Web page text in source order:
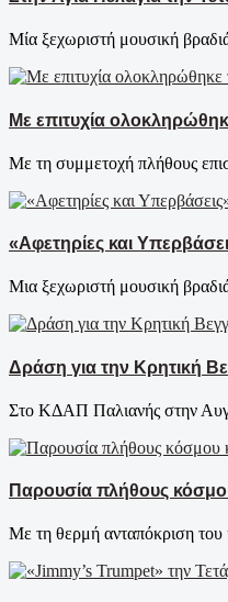
Μία ξεχωριστή μουσική
Με επιτυχία
Με τη συμμετοχή πλήθους
«Αφετηρίες και
Μια ξεχωριστή μουσική
Δράση για την Κρητική
Στο ΚΔΑΠ Παλιανής στην
Παρουσία πλήθους
Με τη θερμή ανταπόκριση